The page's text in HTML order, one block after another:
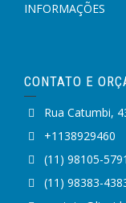
INFORMAÇÕES
CONTATO E
Rua Catumbi,
+1138929460
(11) 98105-5791
(11) 98383-